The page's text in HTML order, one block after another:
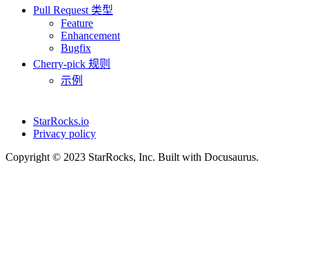
Pull Request 类型
Feature
Enhancement
Bugfix
Cherry-pick 规则
示例
StarRocks.io
Privacy policy
Copyright © 2023 StarRocks, Inc. Built with Docusaurus.